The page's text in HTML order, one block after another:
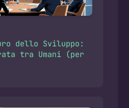
dello Sviluppo:
tra Umani (per